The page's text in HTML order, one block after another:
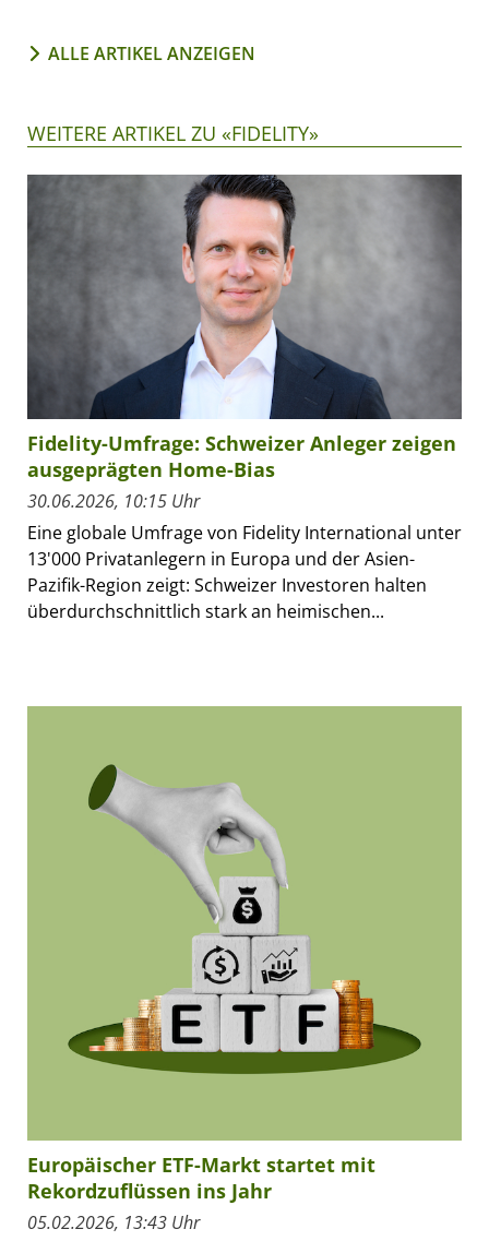
ALLE ARTIKEL ANZEIGEN
WEITERE ARTIKEL ZU «FIDELITY»
Fidelity-Umfrage: Schweizer Anleger zeigen
ausgeprägten Home-Bias
30.06.2026, 10:15 Uhr
Eine globale Umfrage von Fidelity International unter
13'000 Privatanlegern in Europa und der Asien-
Pazifik-Region zeigt: Schweizer Investoren halten
überdurchschnittlich stark an heimischen...
Europäischer ETF-Markt startet mit
Rekordzuflüssen ins Jahr
05.02.2026, 13:43 Uhr